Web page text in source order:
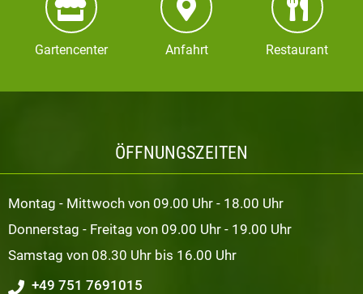
Gartencenter Anfahrt Restaurant
ÖFFNUNGSZEITEN
Montag - Mittwoch von 09.00 Uhr - 18.00 Uhr
Donnerstag - Freitag von 09.00 Uhr - 19.00 Uhr
Samstag von 08.30 Uhr bis 16.00 Uhr
+49 751 7691015